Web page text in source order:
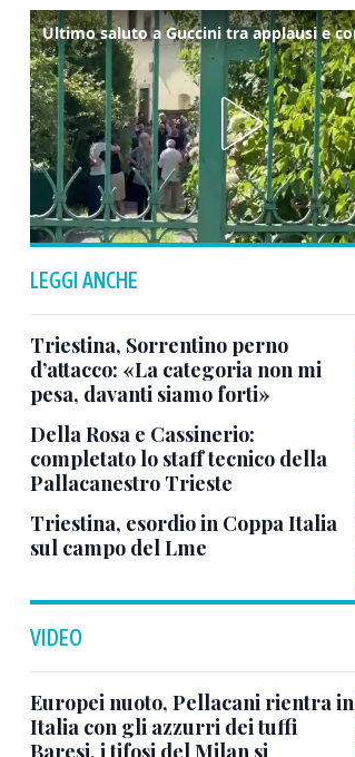
LEGGI ANCHE
Triestina, Sorrentino perno
d’attacco: «La categoria non mi
pesa, davanti siamo forti»
Della Rosa e Cassinerio:
completato lo staff tecnico della
Pallacanestro Trieste
Triestina, esordio in Coppa Italia
sul campo del Lme
VIDEO
Europei nuoto, Pellacani rientra in
Italia con gli azzurri dei tuffi